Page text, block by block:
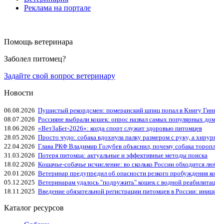
Реклама на портале
Помощь ветеринара
Заболел питомец?
Задайте свой вопрос ветеринару
Новости
06.08.2026 Пушистый рекордсмен: померанский шпиц попал в Книгу
08.07.2026 Россияне выбрали кошек: опрос назвал самых популярных
18.06.2026 «ВетЗаБег‑2026»: когда спорт служит здоровью питомцев
28.05.2026 Просто чудо: собака вдохнула палку размером с руку, а
22.04.2026 Глава РКФ Владимир Голубев объяснил, почему собака
31.03.2026 Потеря питомца: актуальные и эффективные методы поиска
18.02.2026 Кошачье-собачье исчисление: во сколько России обходится
20.01.2026 Ветеринар предупредил об опасности резкого пробуждения
05.12.2025 Ветеринарам удалось "подружить" кошек с водной
18.11.2025 Введение обязательной регистрации питомцев в России:
Каталог ресурсов